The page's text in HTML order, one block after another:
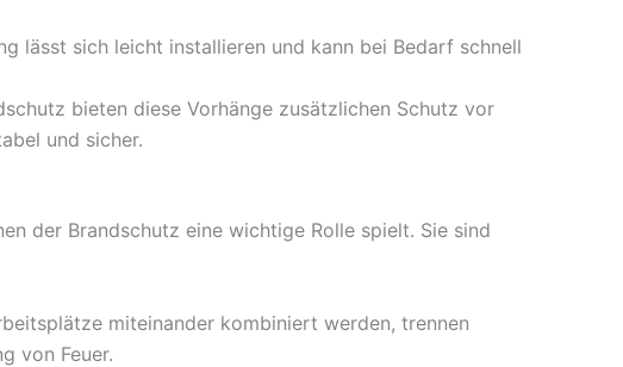
lässt sich leicht installieren und kann bei Bedarf schnell
bieten diese Vorhänge zusätzlichen Schutz vor
und sicher.
der Brandschutz eine wichtige Rolle spielt. Sie sind
miteinander kombiniert werden, trennen
von Feuer.